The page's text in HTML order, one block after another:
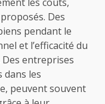
Des
pendant le
et l’efficacité du
entreprises
dans les
peuvent souvent